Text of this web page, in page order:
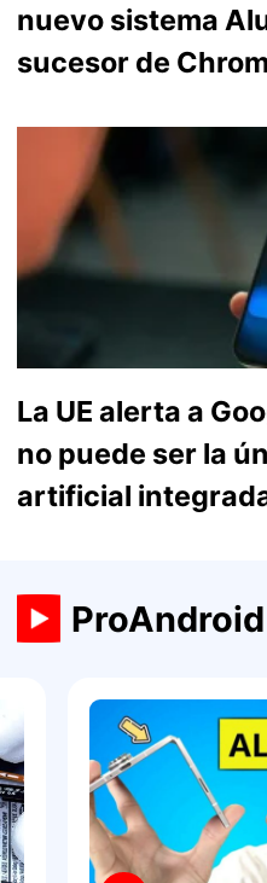
nuevo sistema
sucesor de
La UE alerta a
no puede ser la
artificial
ProAndroid